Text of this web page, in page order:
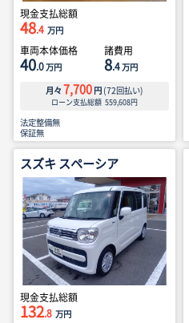
現金支払総額
48.4 万円
車両本体価格
40.0万円
諸費用
8.4万円
月々 7,700 円 (72回払い)
ローン支払総額 559,608円
法定整備無
保証無
スズキ スペーシア
現金支払総額
132.8 万円